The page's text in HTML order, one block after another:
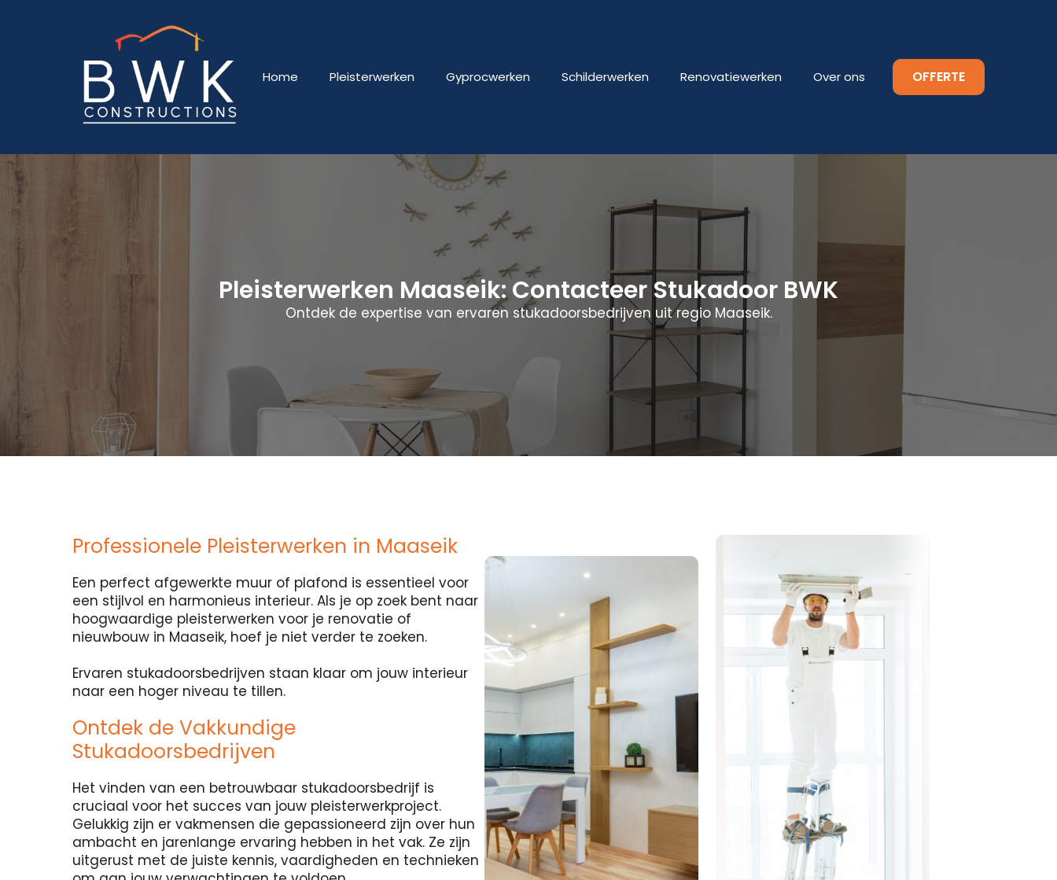
Home Pleisterwerken Gyprocwerken Schilderwerken Renovatiewerken Over ons OFFERTE
Pleisterwerken Maaseik: Contacteer Stukadoor BWK
Ontdek de expertise van ervaren stukadoorsbedrijven uit regio Maaseik.
Professionele Pleisterwerken in Maaseik
Een perfect afgewerkte muur of plafond is essentieel voor
een stijlvol en harmonieus interieur. Als je op zoek bent naar
hoogwaardige pleisterwerken voor je renovatie of
nieuwbouw in Maaseik, hoef je niet verder te zoeken.
Ervaren stukadoorsbedrijven staan klaar om jouw interieur
naar een hoger niveau te tillen.
Ontdek de Vakkundige
Stukadoorsbedrijven
Het vinden van een betrouwbaar stukadoorsbedrijf is
cruciaal voor het succes van jouw pleisterwerkproject.
Gelukkig zijn er vakmensen die gepassioneerd zijn over hun
ambacht en jarenlange ervaring hebben in het vak. Ze zijn
uitgerust met de juiste kennis, vaardigheden en technieken